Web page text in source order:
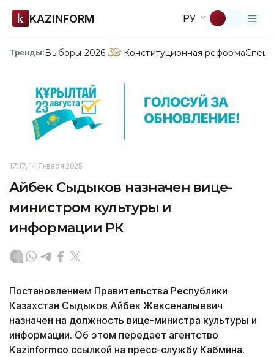
KAZINFORM РУ
Тренды:Выборы-2026 Конституционная реформа
17:17, 14 Января 2025
Айбек Сыдыков назначен вице-
министром культуры и
информации РК
Постановлением Правительства Республики
Казахстан Сыдыков Айбек Жексеналыевич
назначен на должность вице-министра культуры и
информации. Об этом передает агентство
Kazinformсо ссылкой на пресс-службу Кабмина.